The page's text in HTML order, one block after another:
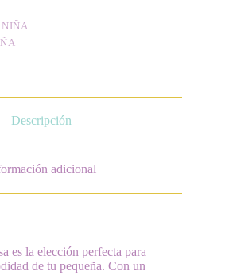
Descripción
adicional
es la elección perfecta para
de tu pequeña. Con un